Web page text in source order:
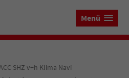
Menü
SHZ v+h Klima Navi